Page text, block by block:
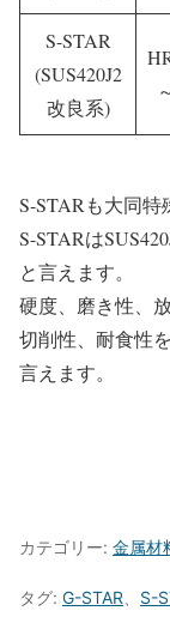
S-STAR
(SUS420J2
改良系)
S-STARも大同特
S-STARは
と言えます。
硬度、磨き性、
切削性、耐食性
言えます。
カテゴリー: 金属材
タグ: G-STAR S-